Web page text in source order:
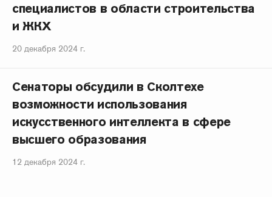
специалистов в области строительства
и ЖКХ
20 декабря 2024 г.
Сенаторы обсудили в Сколтехе
возможности использования
искусственного интеллекта в сфере
высшего образования
12 декабря 2024 г.